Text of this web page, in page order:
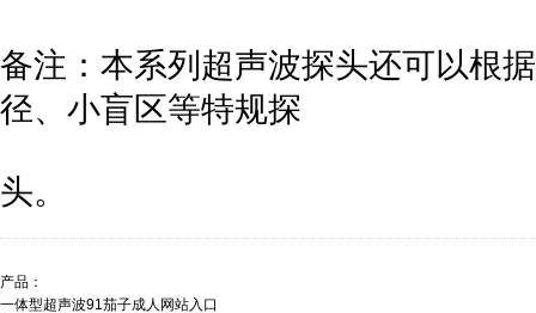
备注：本系列超声波探头还可以根
径、小盲区等特规探
头。
产品：